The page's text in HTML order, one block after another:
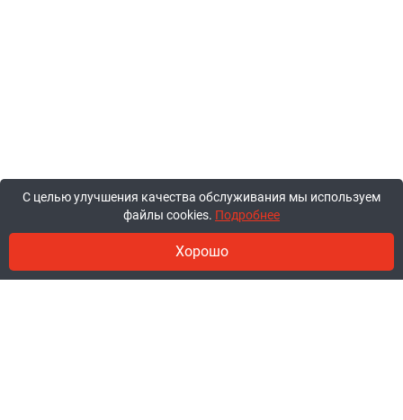
С целью улучшения качества обслуживания мы используем
файлы cookies. Подробнее
Хорошо